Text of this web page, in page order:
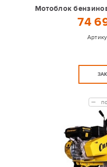
Мотоблок
74